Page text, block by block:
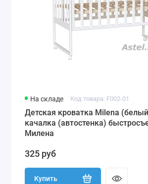
На складе Код товара: F002-01
Детская кроватка Milena
качалка (автостенка)
Милена
325 руб
Купить